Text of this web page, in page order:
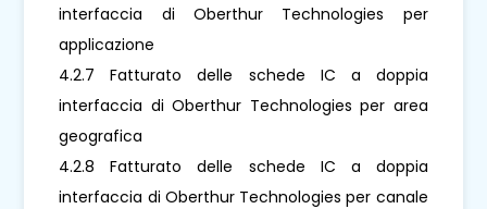
interfaccia di Oberthur Technologies per
applicazione
4.2.7 Fatturato delle schede IC a doppia
interfaccia di Oberthur Technologies per area
geografica
4.2.8 Fatturato delle schede IC a doppia
interfaccia di Oberthur Technologies per canale